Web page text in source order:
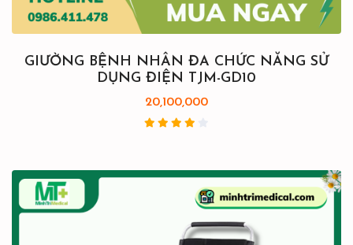
GIƯỜNG BỆNH NHÂN ĐA CHỨC NĂNG SỬ
DỤNG ĐIỆN TJM-GD10
20,100,000